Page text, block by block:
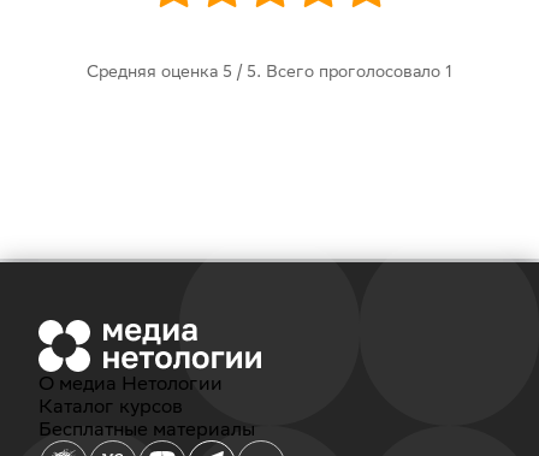
Средняя оценка 5 / 5. Всего проголосовало 1
О медиа Нетологии
Каталог курсов
Бесплатные материалы